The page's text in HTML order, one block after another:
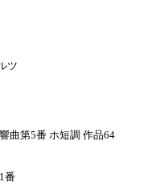
ツ
曲第5番 ホ短調 作品64
番